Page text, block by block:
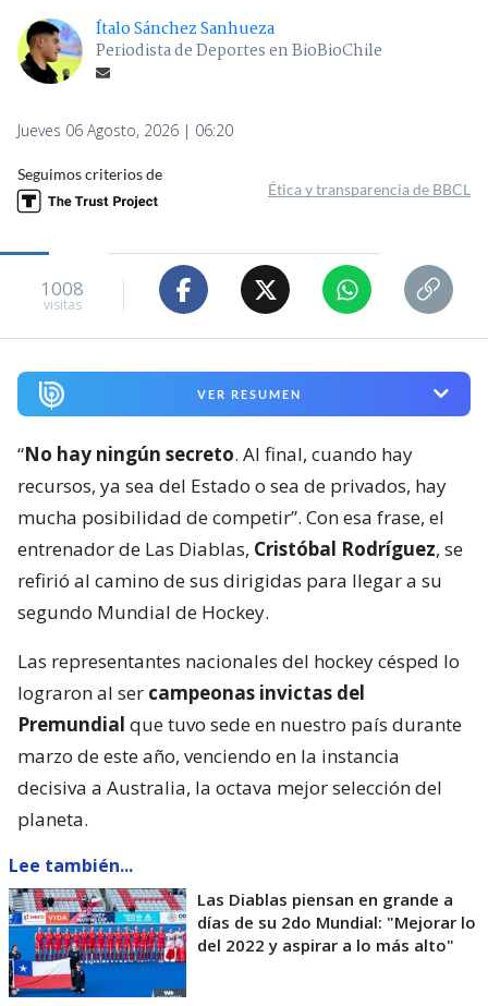
Ítalo Sánchez Sanhueza
Periodista de Deportes en BioBioChile
Jueves 06 Agosto, 2026 | 06:20
Seguimos criterios de
Ética y transparencia de BBCL
1008
visitas
VER RESUMEN
“No hay ningún secreto. Al final, cuando hay
recursos, ya sea del Estado o sea de privados, hay
mucha posibilidad de competir”. Con esa frase, el
entrenador de Las Diablas, Cristóbal Rodríguez, se
refirió al camino de sus dirigidas para llegar a su
segundo Mundial de Hockey.
Las representantes nacionales del hockey césped lo
lograron al ser campeonas invictas del
Premundial que tuvo sede en nuestro país durante
marzo de este año, venciendo en la instancia
decisiva a Australia, la octava mejor selección del
planeta.
Lee también...
Las Diablas piensan en grande a
días de su 2do Mundial: "Mejorar lo
del 2022 y aspirar a lo más alto"